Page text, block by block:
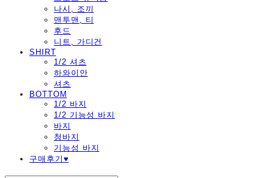
나시, 조끼
맨투맨, 티
후드
니트, 가디건
SHIRT
1/2 셔츠
하와이안
셔츠
BOTTOM
1/2 바지
1/2 기능성 바지
바지
청바지
기능성 바지
구매후기♥